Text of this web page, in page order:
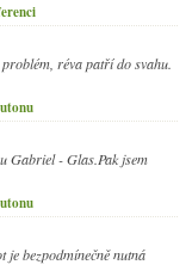
réva patří do svahu.
Gabriel - Glas.Pak jsem
je bezpodmínečně nutná